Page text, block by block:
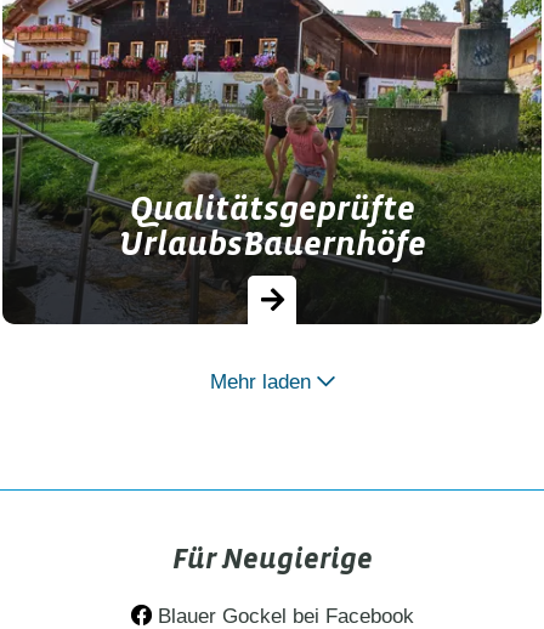
Urlaub auf dem Bauernhof für die ganze
Familie!
Qualitätsgeprüfte
UrlaubsBauernhöfe
besonderen Art
Mehr laden
Für Neugierige
Blauer Gockel bei Facebook